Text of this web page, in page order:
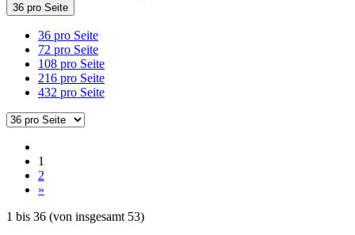
36 pro Seite
36 pro Seite
72 pro Seite
108 pro Seite
216 pro Seite
432 pro Seite
1
2
»
1 bis 36 (von insgesamt 53)